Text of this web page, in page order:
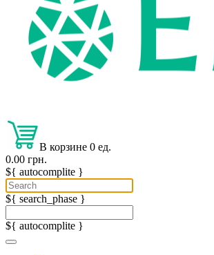
В корзине 0 ед.
0.00 грн.
${ autocomplite }
${ search_phase }
${ autocomplite }